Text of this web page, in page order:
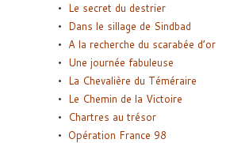
Le secret du destrier
Dans le sillage de Sindbad
A la recherche du scarabée d’or
Une journée fabuleuse
La Chevalière du Téméraire
Le Chemin de la Victoire
Chartres au trésor
Opération France 98